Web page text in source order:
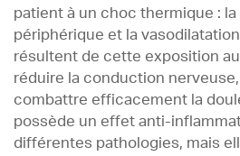
patient à un choc thermique :
périphérique et la
résultent de cette exposition
réduire la conduction
combattre efficacement la
possède un effet anti-
différentes pathologies, mais